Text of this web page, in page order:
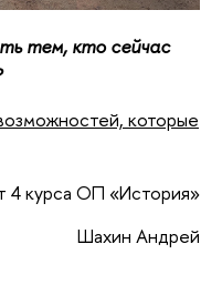
тем, кто сейчас
которые
4 курса ОП «История»
Шахин Андрей